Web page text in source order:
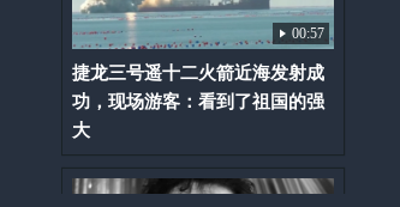
00:57
捷龙三号遥十二火箭近海发射成
功，现场游客：看到了祖国的强
大